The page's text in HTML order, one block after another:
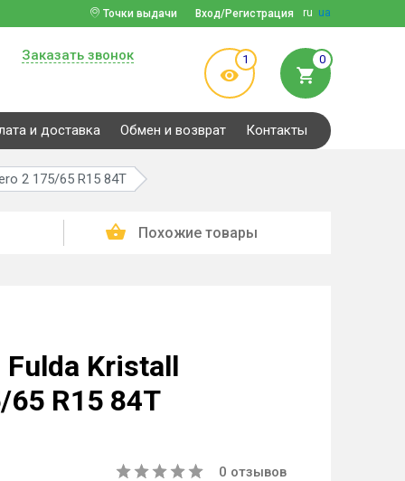
ru ua
Вход/Регистрация
Точки выдачи
Заказать звонок 1 0
и доставка Обмен и возврат Контакты
2 175/65 R15 84T
Похожие товары
Kristall
R15 84T
0 отзывов